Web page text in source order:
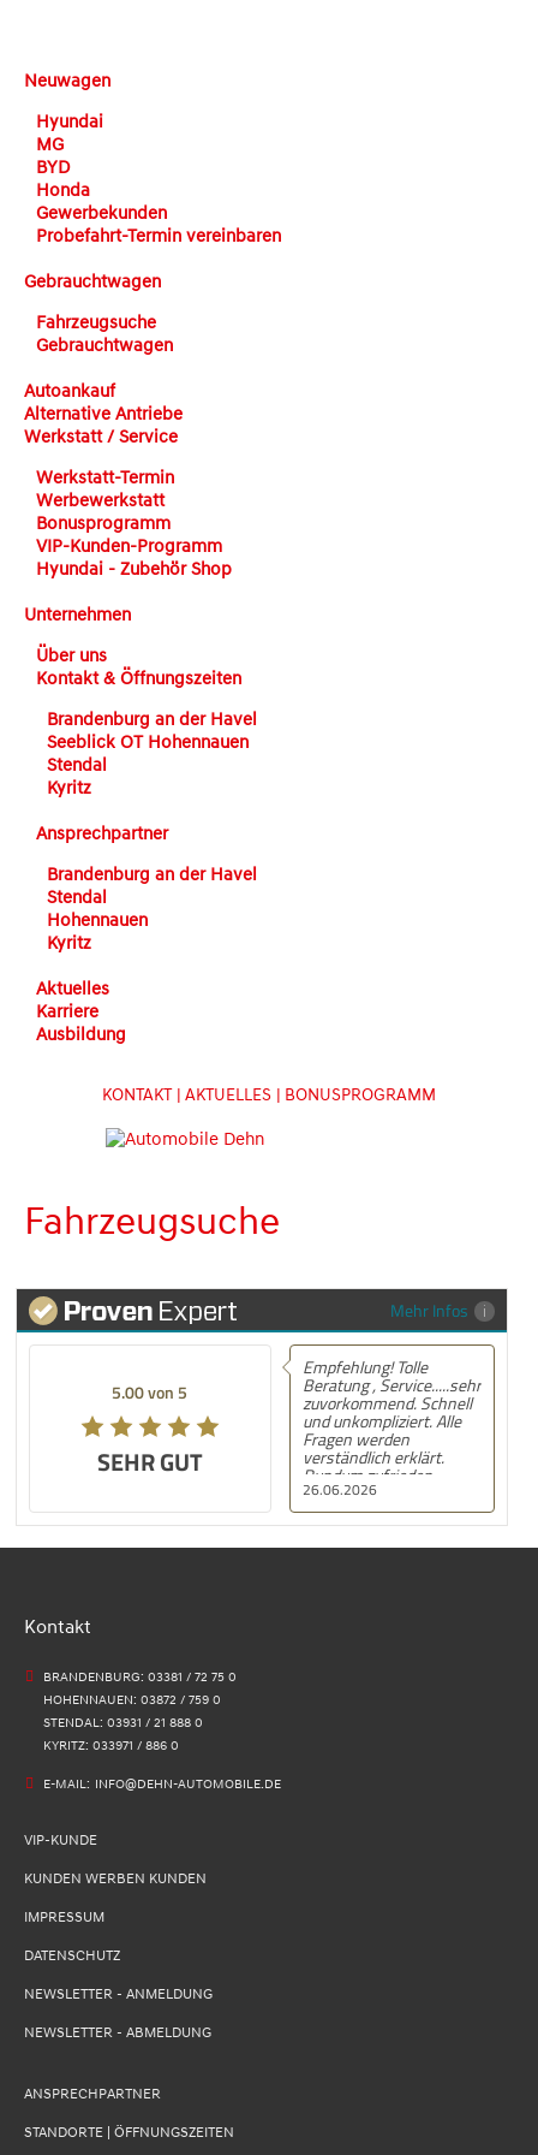
Neuwagen
Hyundai
MG
BYD
Honda
Gewerbekunden
Probefahrt-Termin vereinbaren
Gebrauchtwagen
Fahrzeugsuche
Gebrauchtwagen
Autoankauf
Alternative Antriebe
Werkstatt / Service
Werkstatt-Termin
Werbewerkstatt
Bonusprogramm
VIP-Kunden-Programm
Hyundai - Zubehör Shop
Unternehmen
Über uns
Kontakt & Öffnungszeiten
Brandenburg an der Havel
Seeblick OT Hohennauen
Stendal
Kyritz
Ansprechpartner
Brandenburg an der Havel
Stendal
Hohennauen
Kyritz
Aktuelles
Karriere
Ausbildung
KONTAKT | AKTUELLES | BONUSPROGRAMM
Fahrzeugsuche
Mehr Infos
5.00 von 5
SEHR GUT
26.06.2026
Empfehlung! Tolle
Beratung , Service.....sehr
zuvorkommend. Schnell
und unkompliziert. Alle
Fragen werden
verständlich erklärt.
Rundum zufrieden.
Kontakt
BRANDENBURG: 03381 / 72 75 0
HOHENNAUEN: 03872 / 759 0
STENDAL: 03931 / 21 888 0
KYRITZ: 033971 / 886 0
E-MAIL: INFO@DEHN-AUTOMOBILE.DE
VIP-KUNDE
KUNDEN WERBEN KUNDEN
IMPRESSUM
DATENSCHUTZ
NEWSLETTER - ANMELDUNG
NEWSLETTER - ABMELDUNG
ANSPRECHPARTNER
STANDORTE | ÖFFNUNGSZEITEN